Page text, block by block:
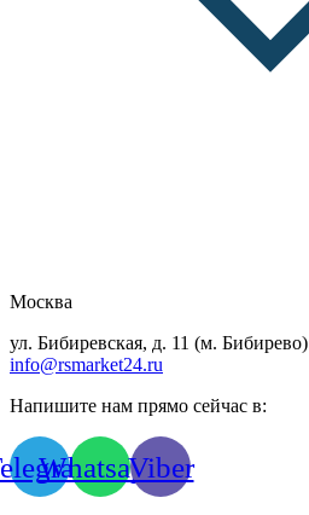
Москва
ул. Бибиревская, д. 11 (м. Бибирево)
info@rsmarket24.ru
Напишите нам прямо сейчас в:
WhatsappViber